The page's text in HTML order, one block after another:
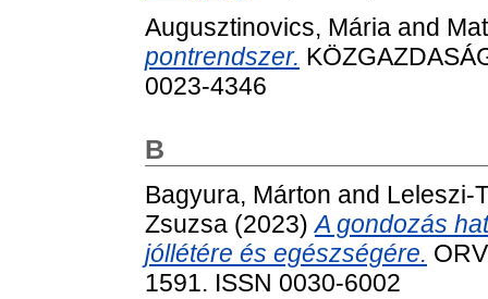
Augusztinovics, Mária and
pontrendszer.
0023-4346
B
Bagyura, Márton and Leleszi-
Zsuzsa (2023)A gondozás
jóllétére és egészségére.
1591. ISSN 0030-6002